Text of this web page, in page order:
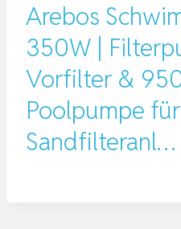
Arebos
350W |
Vorfilter &
Poolpumpe für
Sandfilteranl…